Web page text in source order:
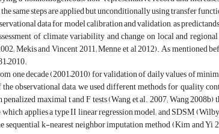
same steps are applied but unconditionally using transfer
data for model calibration and validation, as
of climate variability and change on local and
Mekis and Vincent 2011; Menne et al 2012). As mentioned
one decade (2001–2010) for validation of daily values of
observational data, we used different methods for quality
maximal t and F tests (Wang et al. 2007; Wang 2008b)
applies a type II linear regression model; and SDSM
k-nearest neighbor imputation method (Kim and Yi